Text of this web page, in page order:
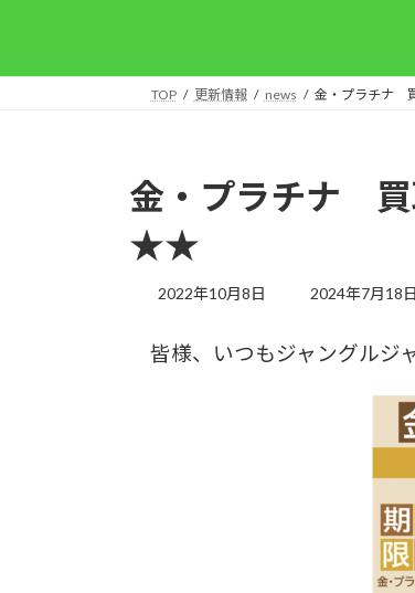
TOP 更新情報 news 金・プラチナ
金・プラチナ
★★
2022年10月8日
最
新
2024年7月18日
皆様、いつもジャングルジ